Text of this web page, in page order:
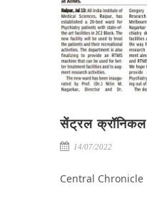
सेंट्रल क्रॉनिकल
14/07/2022
Central Chronicle